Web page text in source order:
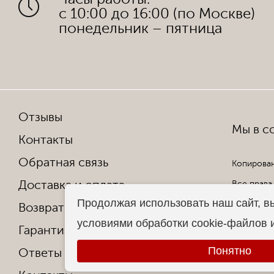
с 10:00 до 16:00 (по Москве)
понедельник – пятница
Отзывы
Контакты
Обратная связь
Доставка и оплата
Возврат и обмен
Гарантия от производителя
Ответы на частые вопросы
Мы в
Все
Продолжая использовать наш сайт,
условиями обработки cookie-файлов
Понятно